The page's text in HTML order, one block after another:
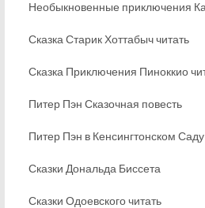
Необыкновенные приключения
Сказка Старик Хоттабыч читать
Сказка Приключения Пиноккио
Питер Пэн Сказочная повесть
Питер Пэн в Кенсингтонском Саду
Сказки Дональда Биссета
Сказки Одоевского читать